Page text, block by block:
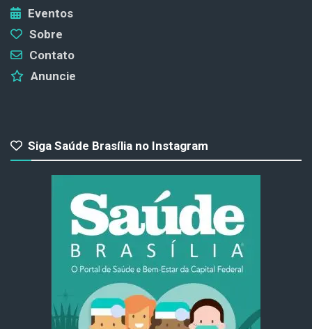
Eventos
Sobre
Contato
Anuncie
Siga Saúde Brasília no Instagram